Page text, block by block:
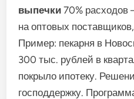
выпечки 70%
на оптовых
Пример: пекарня в
300 тыс. рублей в
покрыло ипотеку.
господдержку.